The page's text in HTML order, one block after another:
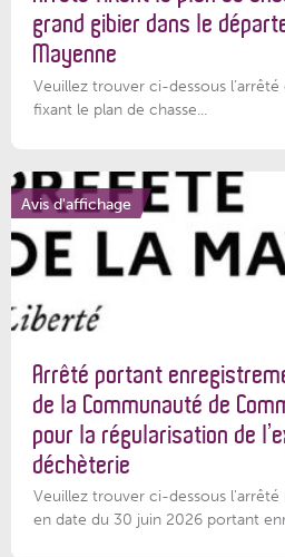
grand gibier dans le
Mayenne
Veuillez trouver ci-dessous
fixant le plan de chasse...
Avis d'affichage
Arrêté portant
de la Communauté de
pour la régularisation de
déchèterie
Veuillez trouver ci-dessous l'arrêté
en date du 30 juin 2026 portant